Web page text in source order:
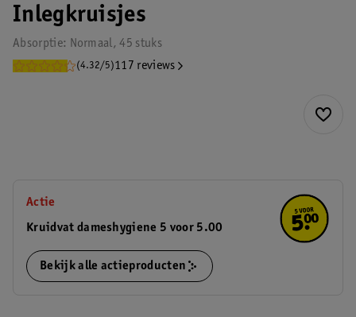
Inlegkruisjes
Absorptie: Normaal, 45 stuks
(4.32/5)117 reviews
Actie
Kruidvat dameshygiene 5 voor 5.00
Bekijk alle actieproducten